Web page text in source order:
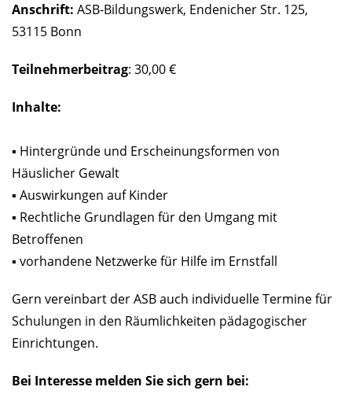
Anschrift: ASB-Bildungswerk, Endenicher Str. 125,
53115 Bonn
Teilnehmerbeitrag: 30,00 €
Inhalte:
▪ Hintergründe und Erscheinungsformen von
Häuslicher Gewalt
▪ Auswirkungen auf Kinder
▪ Rechtliche Grundlagen für den Umgang mit
Betroffenen
▪ vorhandene Netzwerke für Hilfe im Ernstfall
Gern vereinbart der ASB auch individuelle Termine für
Schulungen in den Räumlichkeiten pädagogischer
Einrichtungen.
Bei Interesse melden Sie sich gern bei: